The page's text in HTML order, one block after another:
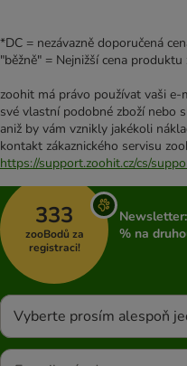
*DC = nezávazně doporučená
"běžně" = Nejnižší cena
zoohit má právo používat vaši
své vlastní podobné zboží nebo
aniž by vám vznikly jakékoli
kontakt zákaznického servisu
https://support.zoohit.cz/cs/
333
zooBodů za
registraci!
% na
Vyberte prosím alespoň